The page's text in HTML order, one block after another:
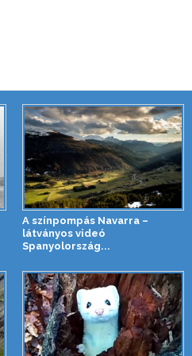
A színpompás Navarra –
látványos videó
Spanyolország...